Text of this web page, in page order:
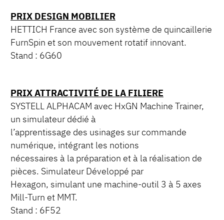
PRIX DESIGN MOBILIER
HETTICH France avec son système de quincaillerie
FurnSpin et son mouvement rotatif innovant.
Stand : 6G60
PRIX ATTRACTIVITÉ DE LA FILIERE
SYSTELL ALPHACAM avec HxGN Machine Trainer,
un simulateur dédié à
l’apprentissage des usinages sur commande
numérique, intégrant les notions
nécessaires à la préparation et à la réalisation de
pièces. Simulateur Développé par
Hexagon, simulant une machine-outil 3 à 5 axes
Mill-Turn et MMT.
Stand : 6F52